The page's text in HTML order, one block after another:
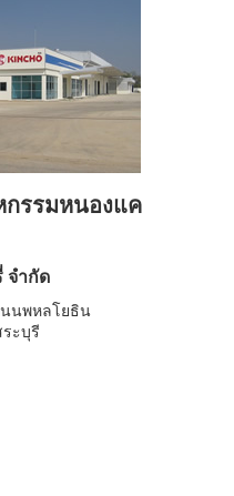
กรรมหนองแค
จำกัด
นพหลโยธิน
ะบุรี